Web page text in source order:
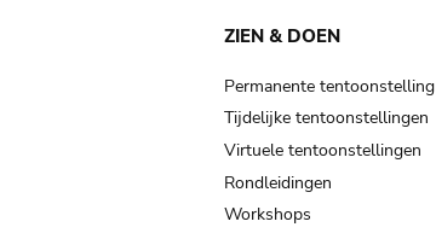
ZIEN & DOEN
Permanente tentoonstelling
Tijdelijke tentoonstellingen
Virtuele tentoonstellingen
Rondleidingen
Workshops